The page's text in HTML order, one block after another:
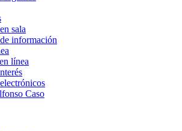
sala
información
línea
Caso